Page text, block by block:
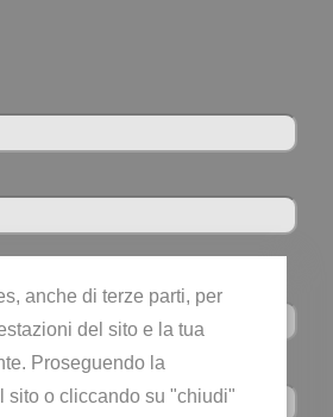
anche di terze parti, per
del sito e la tua
Proseguendo la
sito o cliccando su "chiudi"